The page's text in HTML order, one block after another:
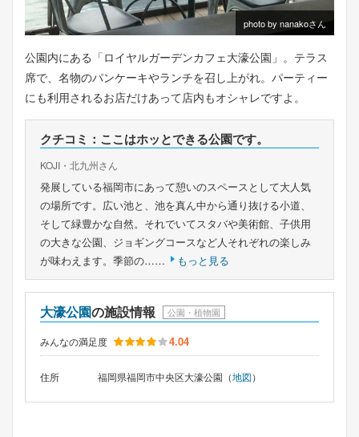
photo by nanakoさん
公園内にある「ロイヤルガーデンカフェ大濠公園」。テラス
席で、名物のパンケーキやランチを召し上がれ。パーティー
にも利用されるお店だけあって店内もオシャレですよ。
クチコミ：ここはホッとできる公園です。
KOJI・北九州さん
発展している福岡市にあって憩いのスペースとして大人気
の場所です。広い池と、池を真ん中から通り抜ける小道、
そして緑豊かな自然。それでいてスタバや美術館、子供用
の大きな公園、ジョギングコースなど人それぞれの楽しみ
が味わえます。季節の……
もっと見る
大濠公園の施設情報 公園・植物園
みんなの満足度 4.04
住所 福岡県福岡市中央区大濠公園（地図）